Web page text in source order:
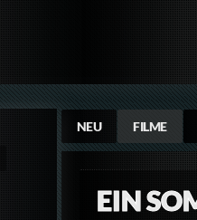
NEU FILME
EIN